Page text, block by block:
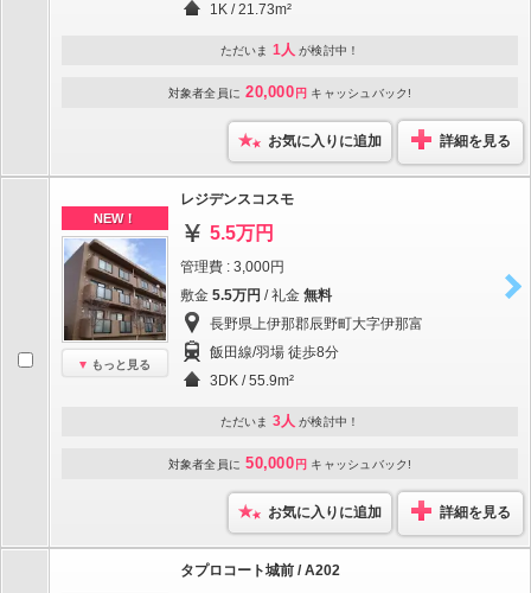
1K / 21.73m²
ただいま 1人 が検討中！
対象者全員に 20,000 円 キャッシュバック!
お気に入りに追加 詳細を見る
NEW！
もっと見る
レジデンスコスモ
5.5万円
管理費 : 3,000円
敷金 5.5万円 / 礼金 無料
長野県上伊那郡辰野町大字伊那富
飯田線/羽場 徒歩8分
3DK / 55.9m²
ただいま 3人 が検討中！
対象者全員に 50,000 円 キャッシュバック!
お気に入りに追加 詳細を見る
タプロコート城前 / A202